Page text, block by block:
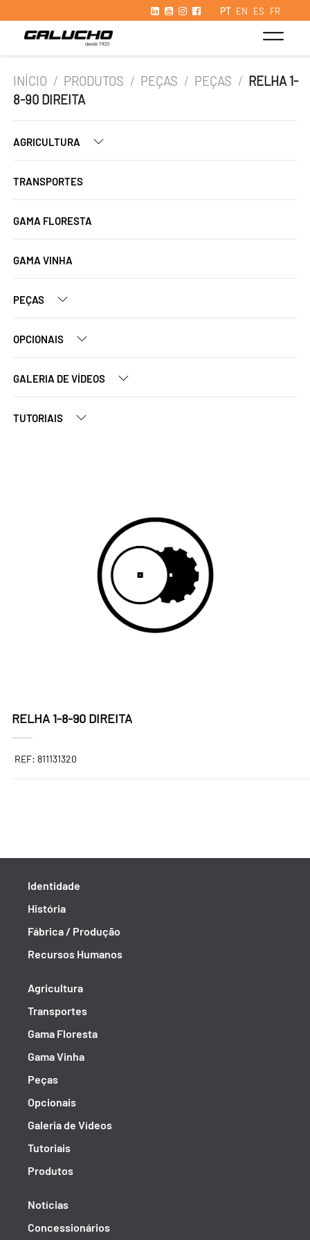
PT EN ES FR
INÍCIO / PRODUTOS / PEÇAS / PEÇAS / RELHA 1-
8-90 DIREITA
AGRICULTURA
TRANSPORTES
GAMA FLORESTA
GAMA VINHA
PEÇAS
OPCIONAIS
GALERIA DE VÍDEOS
TUTORIAIS
RELHA 1-8-90 DIREITA
REF: 811131320
Identidade
História
Fábrica / Produção
Recursos Humanos
Agricultura
Transportes
Gama Floresta
Gama Vinha
Peças
Opcionais
Galeria de Vídeos
Tutoriais
Produtos
Notícias
Concessionários